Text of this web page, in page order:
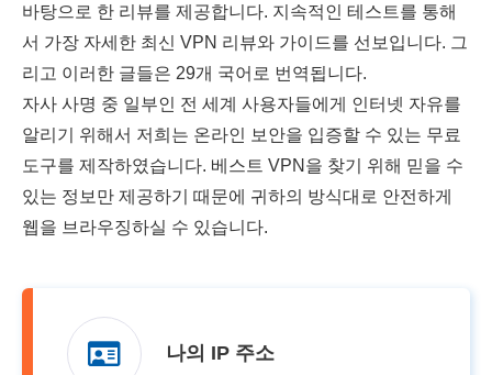
나의 IP 주소
바탕으로 한 리뷰를 제공합니다. 지속적인 테스트를 통해
서 가장 자세한 최신 VPN 리뷰와 가이드를 선보입니다. 그
리고 이러한 글들은 29개 국어로 번역됩니다.
자사 사명 중 일부인 전 세계 사용자들에게 인터넷 자유를
알리기 위해서 저희는 온라인 보안을 입증할 수 있는 무료
도구를 제작하였습니다. 베스트 VPN을 찾기 위해 믿을 수
있는 정보만 제공하기 때문에 귀하의 방식대로 안전하게
웹을 브라우징하실 수 있습니다.